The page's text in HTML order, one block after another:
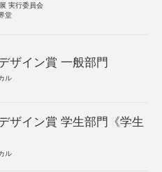
実行委員会
堂
ザイン賞 一般部門
ル
ザイン賞 学生部門《学生
ル